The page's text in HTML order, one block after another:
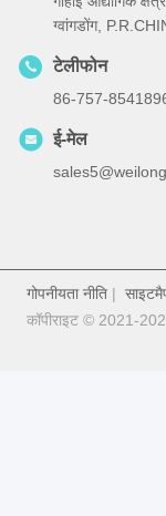
ग्वांगडोंग,
टेलीफोन
86-757-
ई-मेल
गोपनीयता नीति |
कॉपीराइट © 2021-